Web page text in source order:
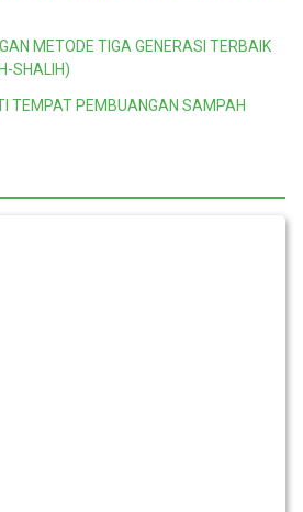
METODE TIGA GENERASI TERBAIK
SHALIH)
TEMPAT PEMBUANGAN SAMPAH